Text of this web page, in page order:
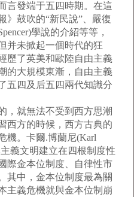
言發端于五四時期。在這
》鼓吹的“新民說”、嚴復
學說的介紹等等，
并未掀起一個時代的狂
歷了英美和歐陸自由主義
的大規模東漸，自由主義
五四及后五四兩代知識分
，就無法不受到西方思潮
西方的時候，西方古典的
機。卡爾.博蘭尼(Karl
義文明建立在四根制度性
際金本位制度、自律性市
其中，金本位制度最為關
主義危機就與金本位制崩